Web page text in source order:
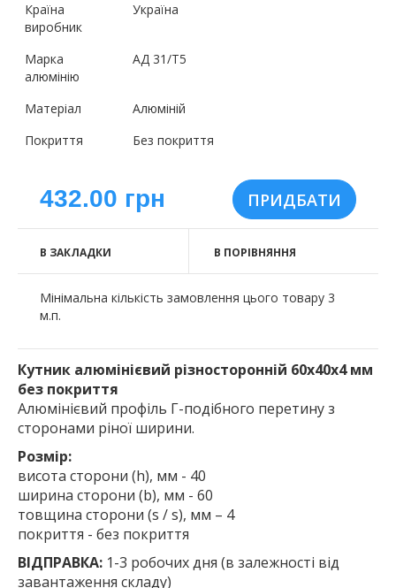
Країна
виробник
Україна
Марка
алюмінію
АД 31/Т5
Матеріал
Алюміній
Покриття
Без покриття
432.00 грн
В ЗАКЛАДКИ В ПОРІВНЯННЯ
Мінімальна кількість замовлення цього товару 3
м.п.
Кутник алюмінієвий різносторонній 60х40х4 мм
без покриття
Алюмінієвий профіль Г-подібного перетину з
сторонами ріної ширини.
Розмір:
висота сторони (h), мм - 40
ширина сторони (b), мм - 60
товщина сторони (s / s), мм – 4
покриття - без покриття
ВІДПРАВКА: 1-3 робочих дня (в залежності від
завантаження складу)